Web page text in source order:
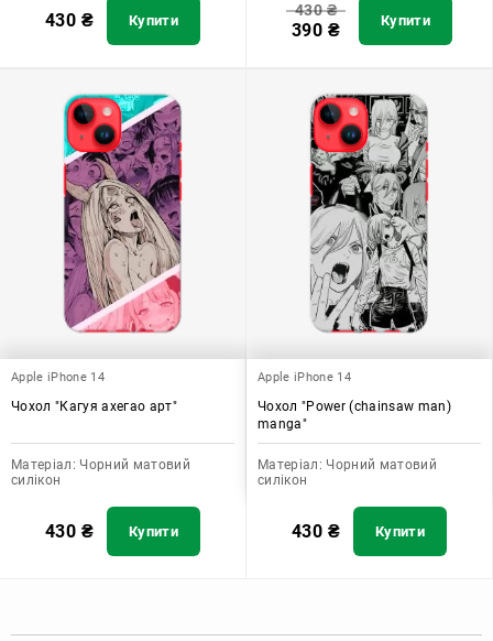
430 ₴ Купити
430₴
390 ₴ Купити
Apple iPhone 14
Чохол "Кагуя ахегао арт"
Матеріал: Чорний матовий
силікон
430 ₴ Купити
Apple iPhone 14
Чохол "Power (chainsaw man)
manga"
Матеріал: Чорний матовий
силікон
430 ₴ Купити